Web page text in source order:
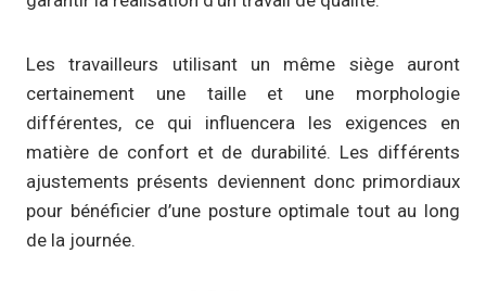
Les travailleurs utilisant un même siège auront
certainement une taille et une morphologie
différentes, ce qui influencera les exigences en
matière de confort et de durabilité. Les différents
ajustements présents deviennent donc primordiaux
pour bénéficier d’une posture optimale tout au long
de la journée.